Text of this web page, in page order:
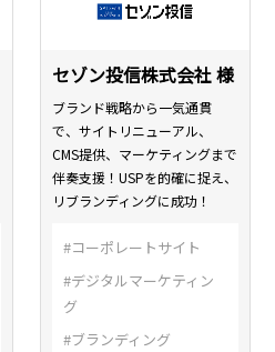
セゾン投信株式会社 様
ブランド戦略から一気通貫
で、サイトリニューアル、
CMS提供、マーケティングまで
伴奏支援！USPを的確に捉え、
リブランディングに成功！
#コーポレートサイト
#デジタルマーケティン
グ
#ブランディング